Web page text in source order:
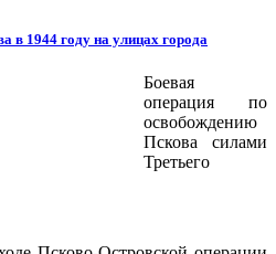
в 1944 году на улицах города
Боевая
операция по
освобождению
Пскова силами
Третьего